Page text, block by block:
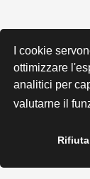
I cookie
ottimizzare
analitici per
valutarne il
Rifiuta